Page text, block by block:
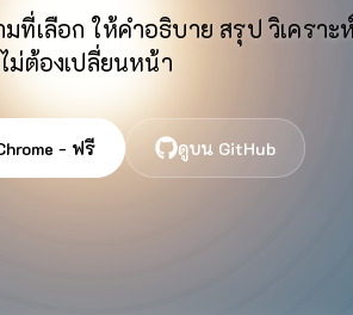
ที่เลือก ให้คำอธิบาย สรุป วิเครา
ไม่ต้องเปลี่ยนหน้า
- ฟรี ดูบน GitHub